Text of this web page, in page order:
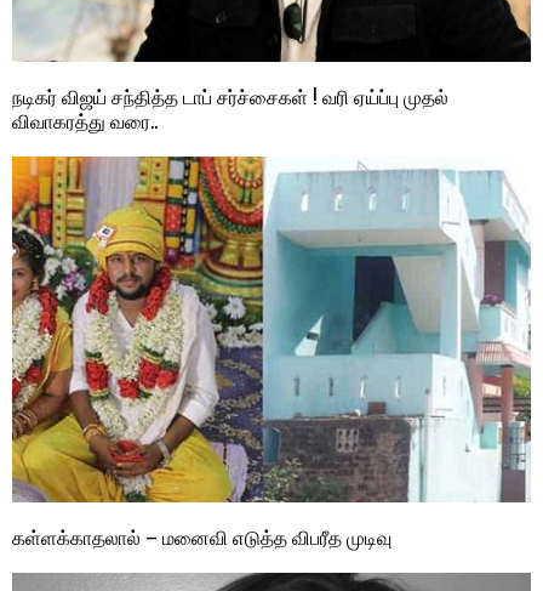
நடிகர் விஜய் சந்தித்த டாப் சர்ச்சைகள் ! வரி ஏய்ப்பு முதல்
விவாகரத்து வரை..
கள்ளக்காதலால் – மனைவி எடுத்த விபரீத முடிவு